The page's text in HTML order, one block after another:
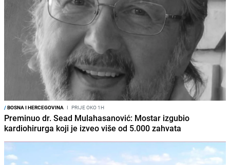
/BOSNA I HERCEGOVINA I PRIJE OKO 1H
Preminuo dr. Sead Mulahasanović: Mostar izgubio
kardiohirurga koji je izveo više od 5.000 zahvata